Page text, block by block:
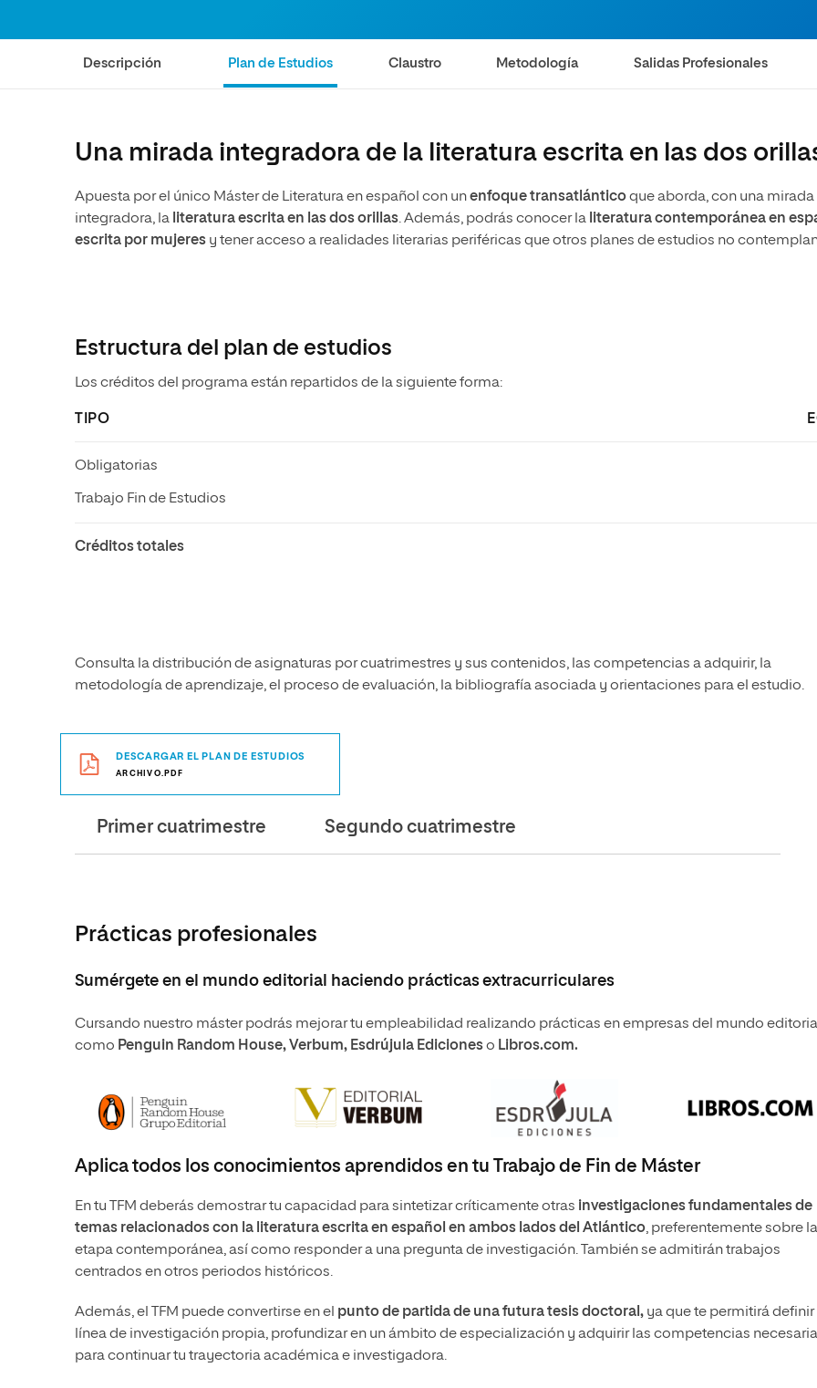
Internacionales
mayores
Ciencias de la Salud
Ciencias Sociales
Música
Diseño
Ciencias de la Salud
Artes
Música
Internacional
Normas de Organización y
Funcionamiento
Descripción Plan de Estudios Claustro Metodología Salidas Profesionales
Una mirada integradora de la literatura escrita en las dos
Apuesta por el único Máster de Literatura en español con unenfoque transatlánticoque aborda, con una mirada
integradora, la literatura escrita en las dos orillas. Además, podrás conocer la literatura contemporánea en
escrita por mujeres y tener acceso a realidades literarias periféricas que otros planes de estudios no
Estructura del plan de estudios
Los créditos del programa están repartidos de la siguiente forma:
TIPO
Obligatorias
Trabajo Fin de Estudios
Créditos totales
Consulta la distribución de asignaturas por cuatrimestres y sus contenidos, las competencias a adquirir, la
metodología de aprendizaje, el proceso de evaluación, la bibliografía asociada y orientaciones para el estudio.
DESCARGAR EL PLAN DE ESTUDIOS
ARCHIVO.PDF
Primer cuatrimestre Segundo cuatrimestre
Prácticas profesionales
Sumérgete en el mundo editorial haciendo prácticas extracurriculares
Cursando nuestro máster podrás mejorar tu empleabilidad realizando prácticas en empresas del mundo
como Penguin Random House, Verbum, Esdrújula Edicioneso Libros.com.
Aplica todos los conocimientos aprendidos en tu Trabajo de Fin de Máster
En tu TFM deberás demostrar tu capacidad para sintetizar críticamente otras investigaciones fundamentalesde
temas relacionados con la literatura escrita en español en ambos lados del Atlántico, preferentemente sobre la
etapa contemporánea, así como responder a una pregunta de investigación. También se admitirán trabajos
centrados en otros periodos históricos.
Además, el TFM puede convertirse en el punto de partida de una futura tesis doctoral, ya que te permitirá definir
línea de investigación propia, profundizar en un ámbito de especialización y adquirir las competencias
para continuar tu trayectoria académica e investigadora.